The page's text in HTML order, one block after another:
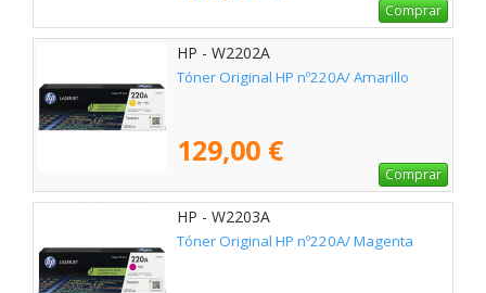
Comprar
HP - W2202A
Tóner Original HP nº220A/ Amarillo
129,00 €
Comprar
HP - W2203A
Tóner Original HP nº220A/ Magenta